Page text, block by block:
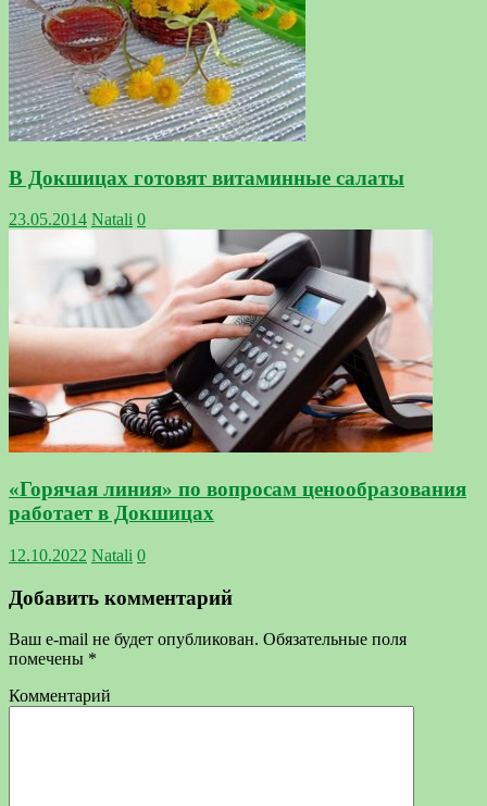
В Докшицах готовят витаминные салаты
23.05.2014 Natali 0
«Горячая линия» по вопросам ценообразования
работает в Докшицах
12.10.2022 Natali 0
Добавить комментарий
Ваш e-mail не будет опубликован. Обязательные поля
помечены *
Комментарий